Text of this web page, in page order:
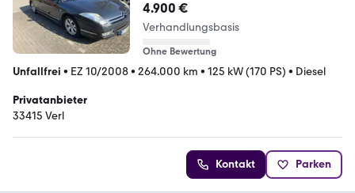
4.900 €
Verhandlungsbasis
Ohne Bewertung
Unfallfrei • EZ 10/2008• 264.000 km • 125 kW (170 PS) • Diesel
Privatanbieter
33415 Verl
Kontakt Parken